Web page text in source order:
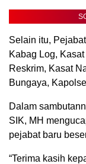
Selain itu,
Kabag Log,
Reskrim, Kasat
Bungaya,
Dalam
SIK, MH
pejabat baru
“Terima kasih